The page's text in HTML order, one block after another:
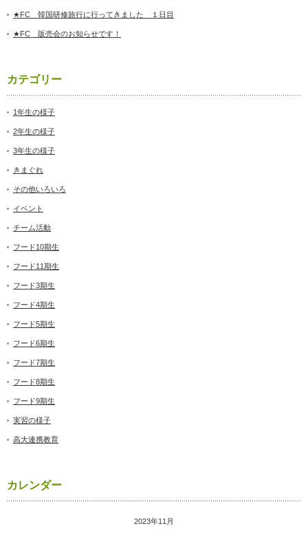
★FC 韓国研修旅行に行ってきました １日目
★FC 販売会のお知らせです！
カテゴリー
1年生の様子
2年生の様子
3年生の様子
きまぐれ
その他いろいろ
イベント
チーム活動
フード10期生
フード11期生
フード3期生
フード4期生
フード5期生
フード6期生
フード7期生
フード8期生
フード9期生
実習の様子
高大連携教育
カレンダー
2023年11月